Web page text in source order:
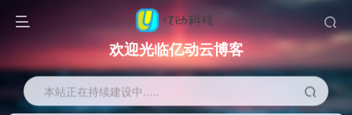
欢迎光临亿动云博客
本站正在持续建设中.....